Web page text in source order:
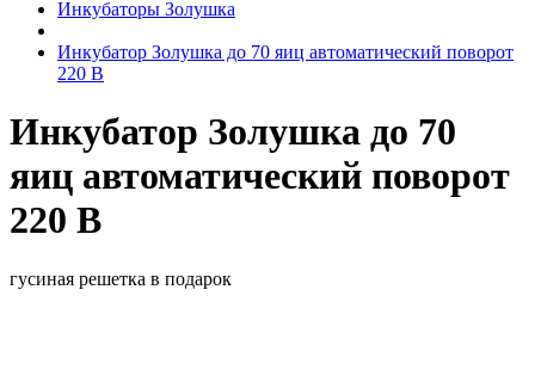
Инкубаторы Золушка
Инкубатор Золушка до 70 яиц автоматический поворот
220 В
Инкубатор Золушка до 70
яиц автоматический поворот
220 В
гусиная решетка в подарок